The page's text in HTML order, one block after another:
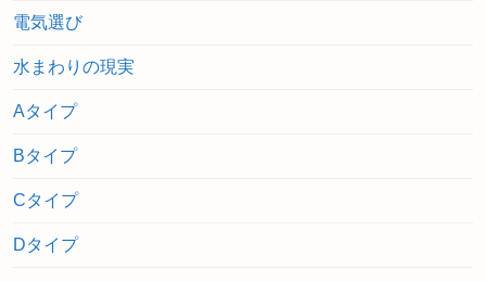
電気選び
水まわりの現実
Aタイプ
Bタイプ
Cタイプ
Dタイプ